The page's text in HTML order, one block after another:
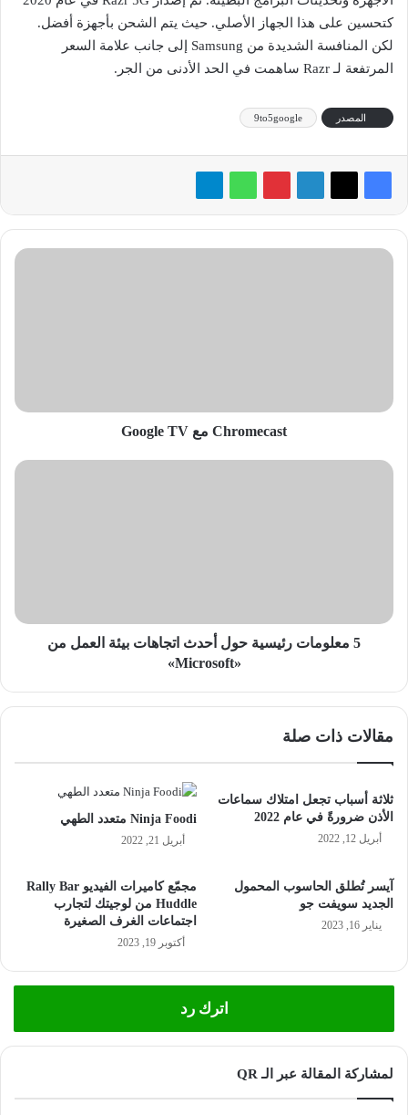
كتحسين على هذا الجهاز الأصلي. حيث يتم الشحن بأجهزة أفضل.
لكن المنافسة الشديدة من Samsung إلى جانب علامة السعر
المرتفعة لـ Razr ساهمت في الحد الأدنى من الجر.
المصدر 9to5google
Chromecast
Chromecast مع Google TV
5
من
5 معلومات رئيسية حول أحدث اتجاهات بيئة العمل من
«Microsoft»
مقالات ذات صلة
ثلاثة أسباب تجعل امتلاك سماعات
الأذن ضرورةً في عام 2022
أبريل 12, 2022
Ninja Foodi متعدد الطهي
أبريل 21, 2022
آيسر تُطلق الحاسوب المحمول
الجديد سويفت جو
يناير 16, 2023
مجمّع كاميرات الفيديو Rally Bar
Huddle من لوجيتك لتجارب
اجتماعات الغرف الصغيرة
أكتوبر 19, 2023
اترك رد
لمشاركة المقالة عبر الـ QR